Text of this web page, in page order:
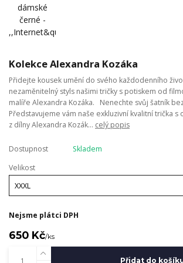
Kolekce Alexandra Kozáka
Přidejte kousek umění do svého každodenního
nezaměnitelný styls našimi tričky s potiskem od
malíře Alexandra Kozáka. Nenechte svůj šatník
Představujeme vám naše exkluzivní kvalitní trička
z dílny Alexandra Kozák... celý popis
Dostupnost
Skladem
Velikost
Nejsme plátci DPH
650 Kč/ks
Přidat do